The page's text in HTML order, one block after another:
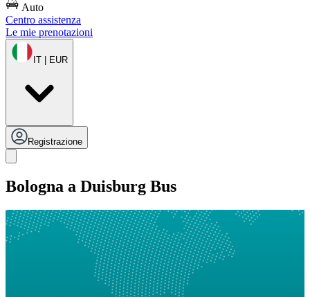
Auto
Centro assistenza
Le mie prenotazioni
IT | EUR
Registrazione
Bologna a Duisburg Bus